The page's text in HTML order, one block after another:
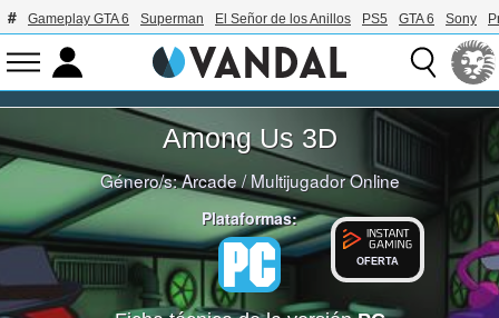
Gameplay GTA 6 Superman El Señor de los Anillos PS5 GTA 6 Sony
Among Us 3D
Género/s:Arcade/Multijugador Online
Plataformas:
OFERTA